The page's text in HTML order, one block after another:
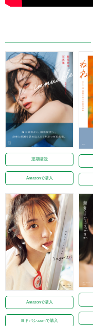
定期購読
Amazonで購入
Amazonで購入
ヨドバシ.comで購入